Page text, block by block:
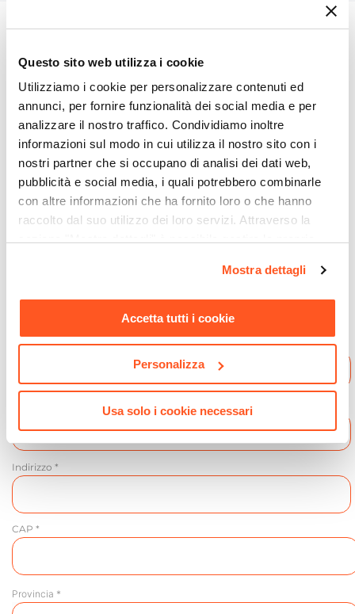
Questo sito web utilizza i cookie
Utilizziamo i cookie per personalizzare contenuti ed
annunci, per fornire funzionalità dei social media e per
analizzare il nostro traffico. Condividiamo inoltre
informazioni sul modo in cui utilizza il nostro sito con i
nostri partner che si occupano di analisi dei dati web,
pubblicità e social media, i quali potrebbero combinarle
con altre informazioni che ha fornito loro o che hanno
raccolto dal suo utilizzo dei loro servizi. Attraverso la
momento. Per maggiori informazioni si invita a leggere la
Mostra dettagli
Accetta tutti i cookie
Personalizza
Usa solo i cookie necessari
Vuoi diventare un nostro
fornitore?
Per entrare a far parte della grande famiglia
DEGHI, presentaci la tua azienda e i prodotti che
produce. Sarà nostra cura ricontattarti per
comunicarti l’esito della richiesta o per eventuali
ulteriori approfondimenti. Vorresti diventare
partner di un’azienda di successo ed in forte
espansione? Compila il form in tutte le sue parti.
Anagrafica azienda
Azienda/Ragione Sociale *
Indirizzo *
CAP *
Provincia *